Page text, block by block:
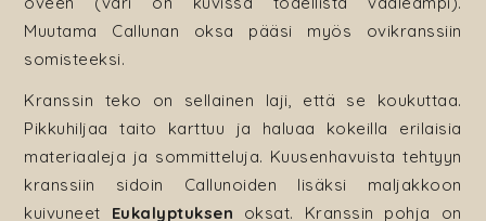
Muutama Callunan oksa pääsi myös ovikranssiin
somisteeksi.
Kranssin teko on sellainen laji, että se koukuttaa.
Pikkuhiljaa taito karttuu ja haluaa kokeilla erilaisia
materiaaleja ja sommitteluja. Kuusenhavuista tehtyyn
kranssiin sidoin Callunoiden lisäksi maljakkoon
kuivuneet Eukalyptuksen oksat. Kranssin pohja on